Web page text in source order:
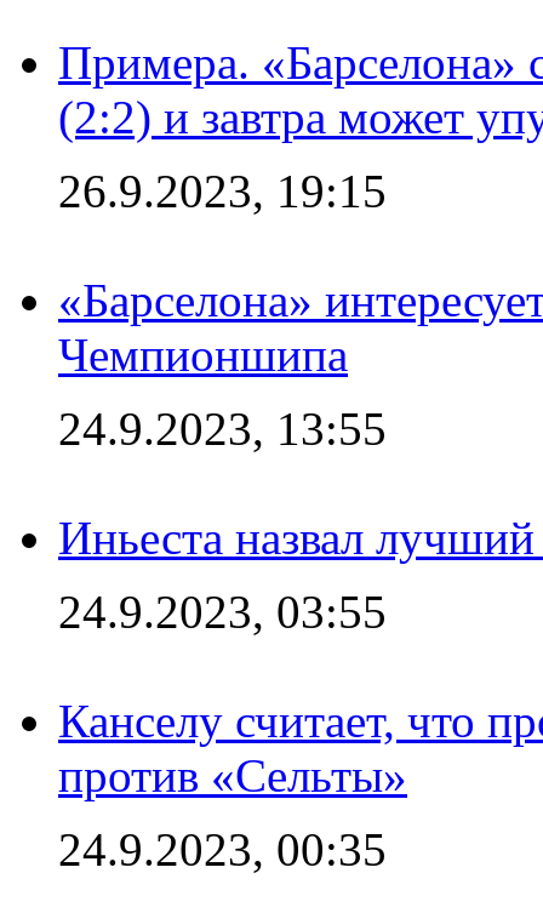
Примера. «Барселона»
(2:2) и завтра может
26.9.2023, 19:15
«Барселона»
Чемпионшипа
24.9.2023, 13:55
Иньеста назвал
24.9.2023, 03:55
Канселу считает, что
против «Сельты»
24.9.2023, 00:35